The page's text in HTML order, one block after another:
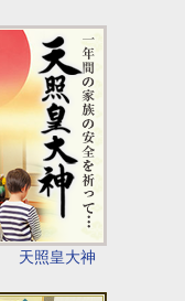
天照皇大神